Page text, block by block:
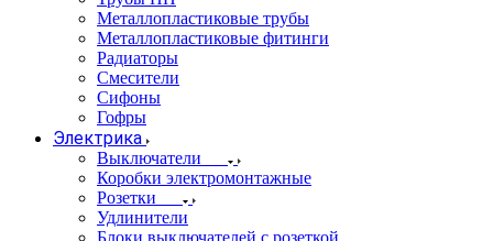
Металлопластиковые трубы
Металлопластиковые фитинги
Радиаторы
Смесители
Сифоны
Гофры
Электрика
Выключатели
Коробки электромонтажные
Розетки
Удлинители
Блоки выключателей с розеткой